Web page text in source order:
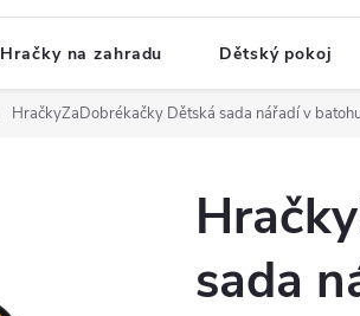
Hračky na zahradu Dětský pokoj
HračkyZaDobrékačky Dětská sada nářadí v
sada